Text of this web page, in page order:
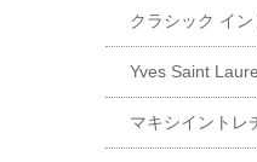
クラシック イ
Yves Saint
マキシイントレ